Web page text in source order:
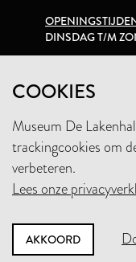
COOKIES
Museum De
trackingcookies om
verbeteren.
Lees onze
AKKOORD
DINSDAG T/M
+31 (0)71 5165360
STEUN HET
NIEUWSBRIEF